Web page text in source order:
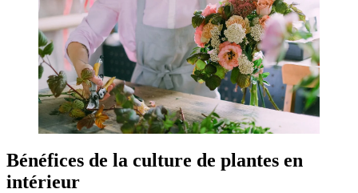
Bénéfices de la culture de plantes en
intérieur